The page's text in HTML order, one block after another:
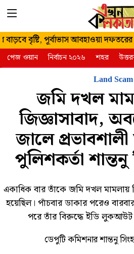
২৪ শ্রাবণ
১৪৩৩
৯ আগস্ট
বৃষ্টি, পূর্বাভাস আবহাওয়া দফতরের 🔴
পেজ ওয়ান নির্বাচন ২০২৬ শহর
Land Scam
জমি দখল
জিজ্ঞাসাবাদ,
জালে
পুলিশকর্তা শান্তনু
একাধিক বার তাঁকে জমি দখল মামলায়
হয়েছিল। পাঁচবার ডাকার পরেও
পরে তাঁর বিরুদ্ধে ইডি
ডেপুটি কমিশনার শান্তনু